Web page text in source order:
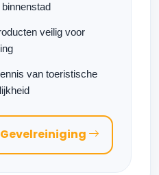
veilig voor
van toeristische
Gevelreiniging